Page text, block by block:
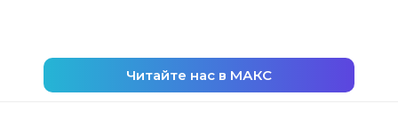
Читайте нас в МАКС